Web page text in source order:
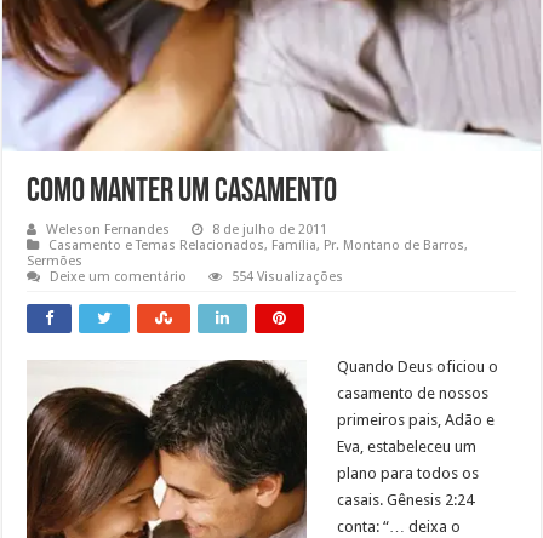
Como Manter um Casamento
Weleson Fernandes
8 de julho de 2011
Casamento e Temas Relacionados, Família, Pr. Montano de Barros,
Sermões
Deixe um comentário
554 Visualizações
Quando Deus oficiou o
casamento de nossos
primeiros pais, Adão e
Eva, estabeleceu um
plano para todos os
casais. Gênesis 2:24
conta: “… deixa o